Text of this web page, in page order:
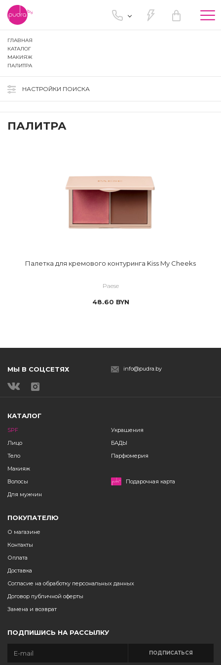
ГЛАВНАЯ
КАТАЛОГ
МАКИЯЖ
ПАЛИТРА
НАСТРОЙКИ ПОИСКА
ПАЛИТРА
Палетка для кремового контуринга Kiss My Cheeks
Paese
48.60 BYN
МЫ В СОЦСЕТЯХ info@pudra.by
КАТАЛОГ
SPF
Лицо
Тело
Макияж
Волосы
Для мужчин
Украшения
БАДЫ
Парфюмерия
Подарочная карта
ПОКУПАТЕЛЮ
О магазине
Контакты
Оплата
Доставка
Согласие на обработку персональных данных
Договор публичной оферты
Замена и возврат
ПОДПИШИСЬ НА РАССЫЛКУ
ПОДПИСАТЬСЯ